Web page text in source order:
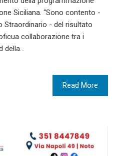
Siciliana. “Sono contento -
Straordinario - del risultato
collaborazione tra i
della…
Read More